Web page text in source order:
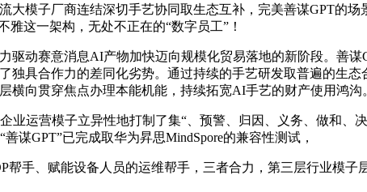
大模子厂商连结深切手艺协同取生态互补，完美善谋GPT的
这一架构，无处不正在的“数字员工”！
动赛意消息AI产物加快迈向规模化贸易落地的新阶段。善谋
独具合作力的差同化劣势。通过持续的手艺研发取普遍的生
向贯穿焦点办理本能机能，持续拓宽AI手艺的财产使用鸿沟
运营模子立异性地打制了集“、预警、归因、义务、做和、
谋GPT”已完成取华为昇思MindSpore的兼容性测试，
手、赋能设备人员的运维帮手，三者合力，第三层行业模子